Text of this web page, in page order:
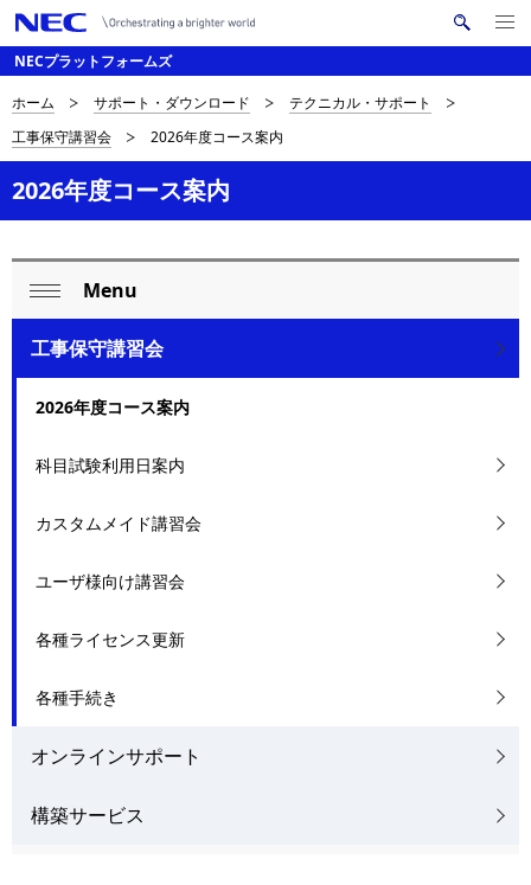
NECプラットフォームズ
サメ
ニ
ナ
ビ
ゲ
ー
シ
サ
イ
ト
の
現
在
位
置
示
し
い
ま
す
ホーム サポート・ダウンロード
テクニカル・サポート
工事保守講習会
2026年度コース案内
2026年度コース案内
ロ
ー
カ
ナ
ビ
シ
ョ
閉
じ
る
Menu
工事保守講習会
2026年度コース案内
科目試験利用日案内
カスタムメイド講習会
ユーザ様向け講習会
各種ライセンス更新
各種手続き
オンラインサポート
構築サービス